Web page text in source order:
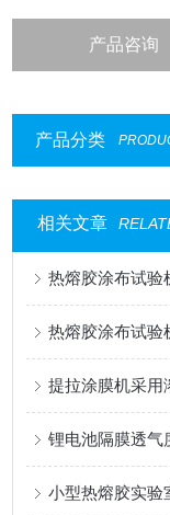
产品咨询
产品分类
相关文章
热熔胶涂布试验
热熔胶涂布试验
提拉涂膜机采用
锂电池隔膜透气